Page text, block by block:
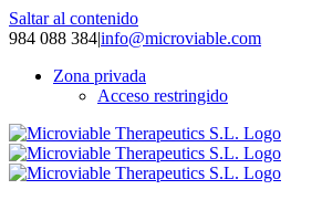
Saltar al contenido
984 088 384|info@microviable.com
Zona privada
Acceso restringido